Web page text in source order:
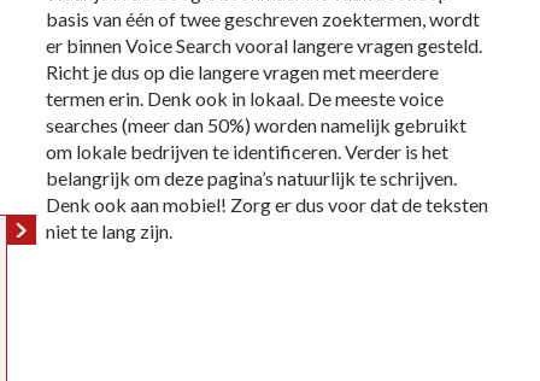
basis van één of twee geschreven zoektermen, wordt
er binnen Voice Search vooral langere vragen gesteld.
Richt je dus op die langere vragen met meerdere
termen erin. Denk ook in lokaal. De meeste voice
searches (meer dan 50%) worden namelijk gebruikt
om lokale bedrijven te identificeren. Verder is het
belangrijk om deze pagina’s natuurlijk te schrijven.
Denk ook aan mobiel! Zorg er dus voor dat de teksten
niet te lang zijn.